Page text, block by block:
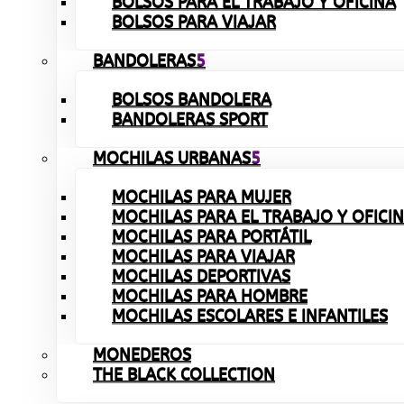
BOLSOS PARA VIAJAR
BANDOLERAS
BOLSOS BANDOLERA
BANDOLERAS SPORT
MOCHILAS URBANAS
MOCHILAS PARA MUJER
MOCHILAS PARA EL TRABAJO Y
MOCHILAS PARA PORTÁTIL
MOCHILAS PARA VIAJAR
MOCHILAS DEPORTIVAS
MOCHILAS PARA HOMBRE
MOCHILAS ESCOLARES E INFANTILES
MONEDEROS
THE BLACK COLLECTION